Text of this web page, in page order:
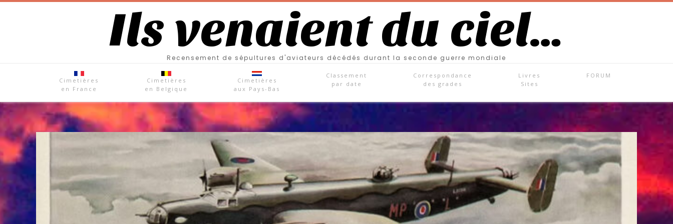
Ils venaient du ciel…
Recensement de sépultures d'aviateurs décédés durant la seconde guerre mondiale
Cimetières
en France
Cimetières
en Belgique
Cimetières
aux Pays-Bas
Classement
par date
Correspondance
des grades
Livres
Sites
FORUM